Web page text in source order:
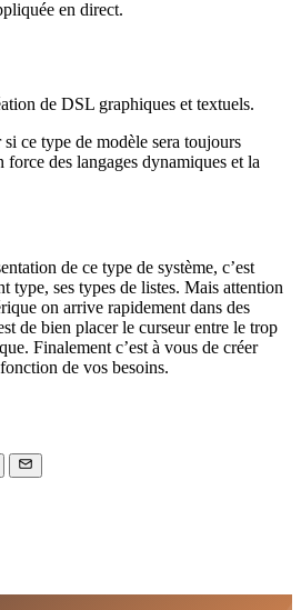
en direct.
de DSL graphiques et textuels.
ce type de modèle sera toujours
force des langages dynamiques et la
de ce type de système, c’est
type, ses types de listes. Mais attention
on arrive rapidement dans des
de bien placer le curseur entre le trop
Finalement c’est à vous de créer
de vos besoins.